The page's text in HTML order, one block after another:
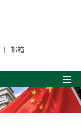
邮箱